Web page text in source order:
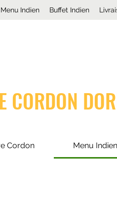
Menu Indien Buffet Indien
CORDON
Cordon Menu